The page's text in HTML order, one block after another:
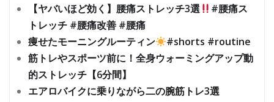
【ヤバいほど効く】腰痛ストレッチ3選
#腰痛ス
トレッチ #腰痛改善 #腰痛
痩せたモーニングルーティン
#shorts #routine
筋トレやスポーツ前に！全身ウォーミングアップ動
的ストレッチ【6分間】
エアロバイクに乗りながら二の腕筋トレ3選